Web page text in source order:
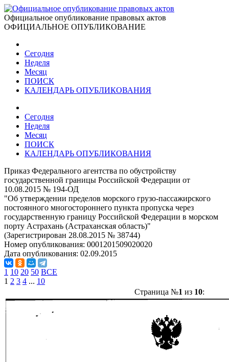
Официальное опубликование правовых актов
ОФИЦИАЛЬНОЕ ОПУБЛИКОВАНИЕ
Сегодня
Неделя
Месяц
ПОИСК
КАЛЕНДАРЬ ОПУБЛИКОВАНИЯ
Сегодня
Неделя
Месяц
ПОИСК
КАЛЕНДАРЬ ОПУБЛИКОВАНИЯ
Приказ Федерального агентства по обустройству
государственной границы Российской Федерации от
10.08.2015 № 194-ОД
"Об утверждении пределов морского грузо-пассажирского
постоянного многостороннего пункта пропуска через
государственную границу Российской Федерации в морском
порту Астрахань (Астраханская область)"
(Зарегистрирован 28.08.2015 № 38744)
Номер опубликования: 0001201509020020
Дата опубликования: 02.09.2015
1 10 20 50 ВСЕ
1 2 3 4 ... 10
Страница №1 из 10: